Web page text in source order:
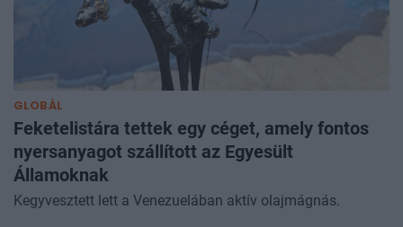
GLOBÁL
Feketelistára tettek egy céget, amely fontos
nyersanyagot szállított az Egyesült
Államoknak
Kegyvesztett lett a Venezuelában aktív olajmágnás.